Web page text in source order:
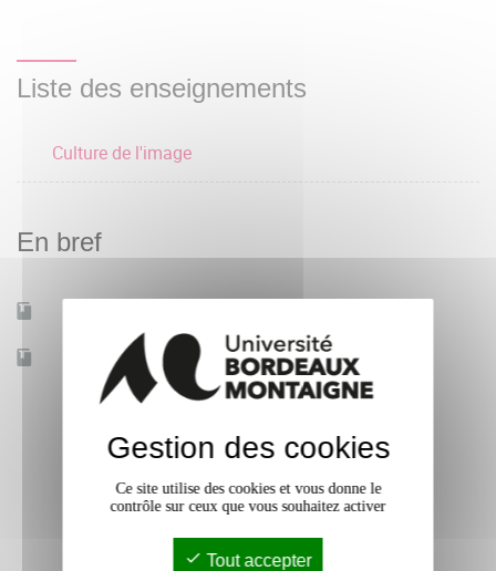
Liste des enseignements
Culture de l'image
En bref
Accessible à distance Non
Gestion des cookies
Ce site utilise des cookies et vous donne le
contrôle sur ceux que vous souhaitez activer
Tout accepter